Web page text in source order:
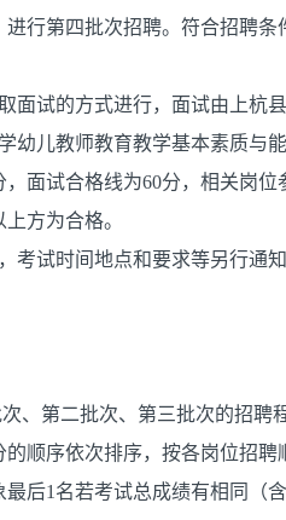
行第四批次招聘。符合招聘条
面试的方式进行，面试由上杭
幼儿教师教育教学基本素质与
，面试合格线为60分，相关岗
方为合格。
考试时间地点和要求等另行通知
、第二批次、第三批次的招聘
顺序依次排序，按各岗位招聘
后1名若考试总成绩有相同（